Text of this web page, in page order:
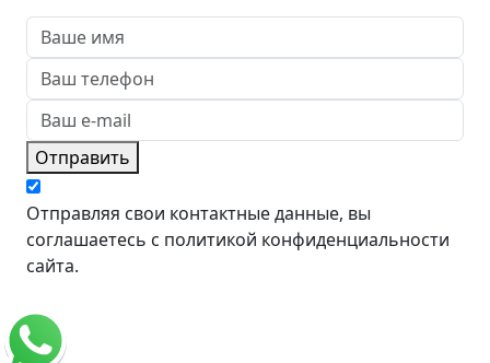
Отправить
Отправляя свои контактные данные, вы
соглашаетесь с политикой конфиденциальности
сайта.